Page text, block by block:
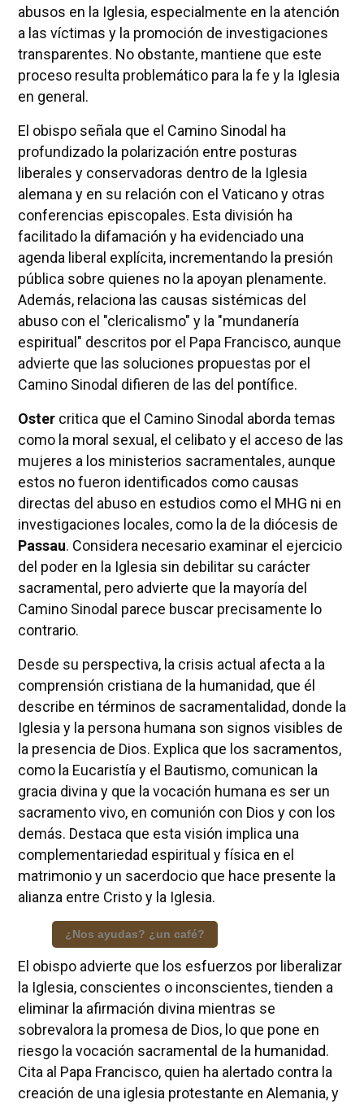
abusos en la Iglesia, especialmente en la atención
a las víctimas y la promoción de investigaciones
transparentes. No obstante, mantiene que este
proceso resulta problemático para la fe y la Iglesia
en general.
El obispo señala que el Camino Sinodal ha
profundizado la polarización entre posturas
liberales y conservadoras dentro de la Iglesia
alemana y en su relación con el Vaticano y otras
conferencias episcopales. Esta división ha
facilitado la difamación y ha evidenciado una
agenda liberal explícita, incrementando la presión
pública sobre quienes no la apoyan plenamente.
Además, relaciona las causas sistémicas del
abuso con el "clericalismo" y la "mundanería
espiritual" descritos por el Papa Francisco, aunque
advierte que las soluciones propuestas por el
Camino Sinodal difieren de las del pontífice.
Ostercritica que el Camino Sinodal aborda temas
como la moral sexual, el celibato y el acceso de las
mujeres a los ministerios sacramentales, aunque
estos no fueron identificados como causas
directas del abuso en estudios como el MHG ni en
investigaciones locales, como la de la diócesis de
Passau. Considera necesario examinar el ejercicio
del poder en la Iglesia sin debilitar su carácter
sacramental, pero advierte que la mayoría del
Camino Sinodal parece buscar precisamente lo
contrario.
Desde su perspectiva, la crisis actual afecta a la
comprensión cristiana de la humanidad, que él
describe en términos de sacramentalidad, donde la
Iglesia y la persona humana son signos visibles de
la presencia de Dios. Explica que los sacramentos,
como la Eucaristía y el Bautismo, comunican la
gracia divina y que la vocación humana es ser un
sacramento vivo, en comunión con Dios y con los
demás. Destaca que esta visión implica una
complementariedad espiritual y física en el
matrimonio y un sacerdocio que hace presente la
alianza entre Cristo y la Iglesia.
¿Nos ayudas? ¿un café?
El obispo advierte que los esfuerzos por liberalizar
la Iglesia, conscientes o inconscientes, tienden a
eliminar la afirmación divina mientras se
sobrevalora la promesa de Dios, lo que pone en
riesgo la vocación sacramental de la humanidad.
Cita al Papa Francisco, quien ha alertado contra la
creación de una iglesia protestante en Alemania, y